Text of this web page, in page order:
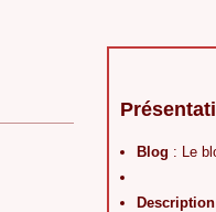
Blog : Le
Description